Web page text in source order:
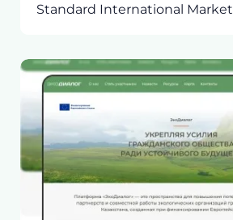
Standard International Market